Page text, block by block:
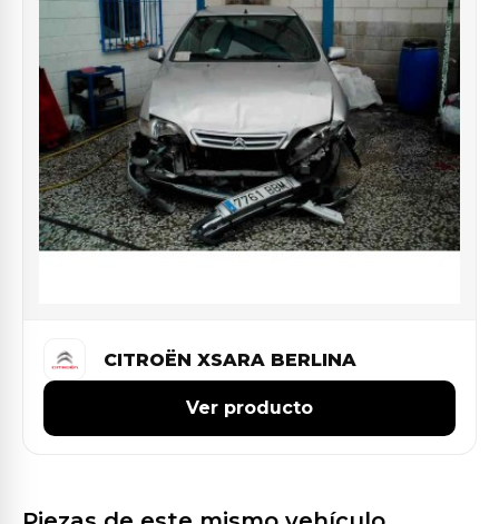
CITROËN XSARA BERLINA
Ver producto